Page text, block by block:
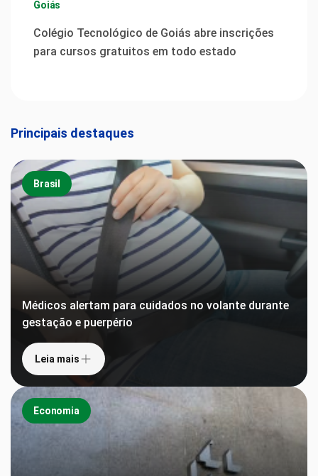
Goiás
Colégio Tecnológico de Goiás abre inscrições
para cursos gratuitos em todo estado
Principais destaques
Brasil
Médicos alertam para cuidados no volante durante
gestação e puerpério
Leia mais
Economia